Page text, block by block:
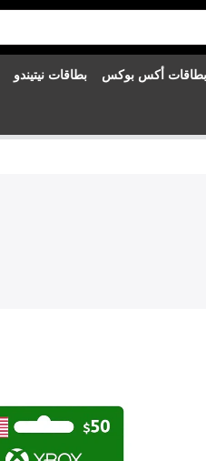
بطاقات أكس بوكس بطاقات نيتيندو